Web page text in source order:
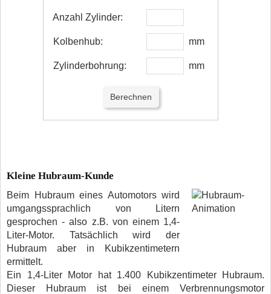
Anzahl Zylinder:
Kolbenhub: mm
Zylinderbohrung: mm
Kleine Hubraum-Kunde
Beim Hubraum eines Automotors wird
umgangssprachlich von Litern
gesprochen - also z.B. von einem 1,4-
Liter-Motor. Tatsächlich wird der
Hubraum aber in Kubikzentimetern
ermittelt.
Ein 1,4-Liter Motor hat 1.400 Kubikzentimeter Hubraum.
Dieser Hubraum ist bei einem Verbrennungsmotor